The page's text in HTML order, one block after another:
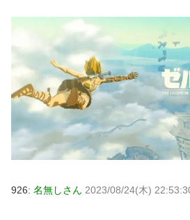
926: 名無しさん 2023/08/24(木)